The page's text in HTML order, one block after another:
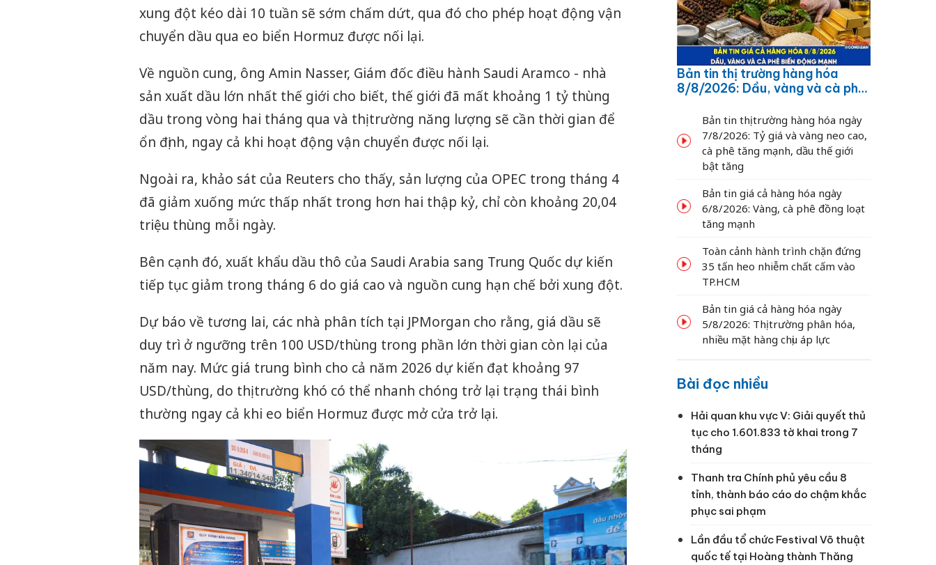
xung đột kéo dài 10 tuần sẽ sớm chấm dứt, qua đó cho phép hoạt động vận
chuyển dầu qua eo biển Hormuz được nối lại.
Về nguồn cung, ông Amin Nasser, Giám đốc điều hành Saudi Aramco - nhà
sản xuất dầu lớn nhất thế giới cho biết, thế giới đã mất khoảng 1 tỷ thùng
dầu trong vòng hai tháng qua và thị trường năng lượng sẽ cần thời gian để
ổn định, ngay cả khi hoạt động vận chuyển được nối lại.
Ngoài ra, khảo sát của Reuters cho thấy, sản lượng của OPEC trong tháng 4
đã giảm xuống mức thấp nhất trong hơn hai thập kỷ, chỉ còn khoảng 20,04
triệu thùng mỗi ngày.
Bên cạnh đó, xuất khẩu dầu thô của Saudi Arabia sang Trung Quốc dự kiến
tiếp tục giảm trong tháng 6 do giá cao và nguồn cung hạn chế bởi xung đột.
Dự báo về tương lai, các nhà phân tích tại JPMorgan cho rằng, giá dầu sẽ
duy trì ở ngưỡng trên 100 USD/thùng trong phần lớn thời gian còn lại của
năm nay. Mức giá trung bình cho cả năm 2026 dự kiến đạt khoảng 97
USD/thùng, do thị trường khó có thể nhanh chóng trở lại trạng thái bình
thường ngay cả khi eo biển Hormuz được mở cửa trở lại.
Bản tin thị trường hàng hóa
8/8/2026: Dầu, vàng và cà phê
Bản tin thị trường hàng hóa ngày
7/8/2026: Tỷ giá và vàng neo cao,
cà phê tăng mạnh, dầu thế giới
bật tăng
Bản tin giá cả hàng hóa ngày
6/8/2026: Vàng, cà phê đồng loạt
tăng mạnh
Toàn cảnh hành trình chặn đứng
35 tấn heo nhiễm chất cấm vào
TP.HCM
Bản tin giá cả hàng hóa ngày
5/8/2026: Thị trường phân hóa,
nhiều mặt hàng chịu áp lực
Bài đọc nhiều
Hải quan khu vực V: Giải quyết thủ
tục cho 1.601.833 tờ khai trong 7
tháng
Thanh tra Chính phủ yêu cầu 8
tỉnh, thành báo cáo do chậm khắc
phục sai phạm
Lần đầu tổ chức Festival Võ thuật
quốc tế tại Hoàng thành Thăng